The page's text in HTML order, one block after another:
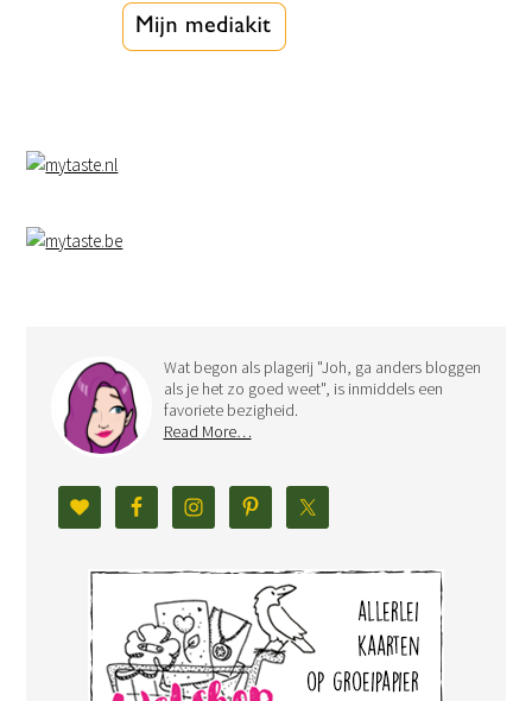
Wat begon als plagerij "Joh, ga anders bloggen
als je het zo goed weet", is inmiddels een
favoriete bezigheid.
Read More…